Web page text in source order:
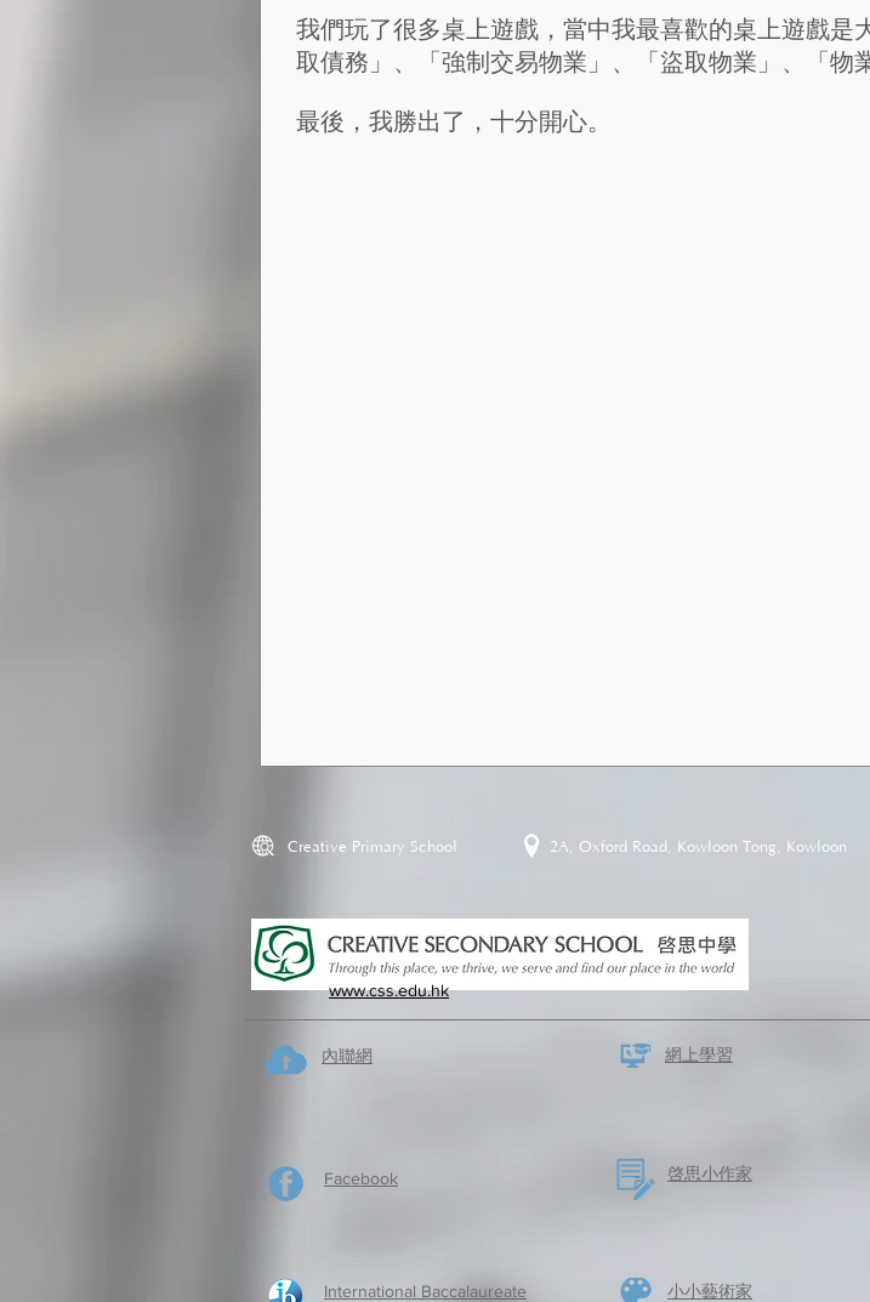
我們玩了很多桌上遊戲，當中我最喜歡的桌上遊戲
取債務」、「強制交易物業」、「盜取物業」、「物
最後，我勝出了，十分開心。
Creative Primary School 2A, Oxford Road, Kowloon Tong, Kowloon
www.css.edu.hk
內聯網
Facebook
International Baccalaureate
網上學習
啓思​小作家
​小小藝術家